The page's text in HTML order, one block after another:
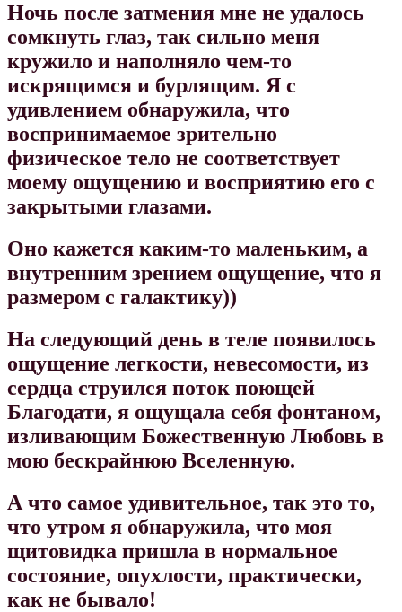
Ночь после затмения мне не удалось
сомкнуть глаз, так сильно меня
кружило и наполняло чем-то
искрящимся и бурлящим. Я с
удивлением обнаружила, что
воспринимаемое зрительно
физическое тело не соответствует
моему ощущению и восприятию его с
закрытыми глазами.
Оно кажется каким-то маленьким, а
внутренним зрением ощущение, что я
размером с галактику))
На следующий день в теле появилось
ощущение легкости, невесомости, из
сердца струился поток поющей
Благодати, я ощущала себя фонтаном,
изливающим Божественную Любовь в
мою бескрайнюю Вселенную.
А что самое удивительное, так это то,
что утром я обнаружила, что моя
щитовидка пришла в нормальное
состояние, опухлости, практически,
как не бывало!